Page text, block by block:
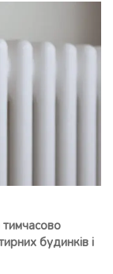
будинків і